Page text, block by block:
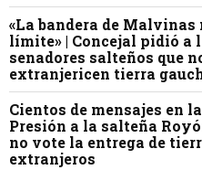
«La bandera de Malvinas
límite» | Concejal pidió a
senadores salteños que
extranjericen tierra
Cientos de mensajes en
Presión a la salteña
no vote la entrega de
extranjeros